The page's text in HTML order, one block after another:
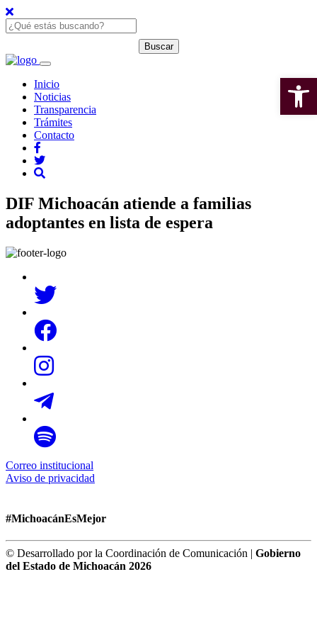
Inicio
Noticias
Transparencia
Trámites
Contacto
DIF Michoacán atiende a familias
adoptantes en lista de espera
Correo institucional
Aviso de privacidad
#MichoacánEsMejor
© Desarrollado por la Coordinación de Comunicación | Gobierno
del Estado de Michoacán 2026